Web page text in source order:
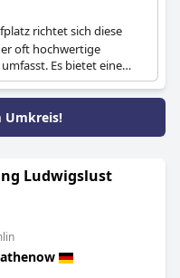
richtet sich diese
oft hochwertige
Es bietet eine
und Resort-
Umkreis!
Ludwigslust